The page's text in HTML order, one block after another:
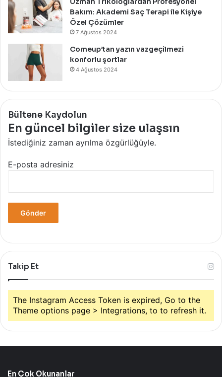
Bakım: Akademi Saç Terapi ile Kişiye
Özel Çözümler
7 Ağustos 2024
Comeup’tan yazın vazgeçilmezi
konforlu şortlar
4 Ağustos 2024
Bültene Kaydolun
En güncel bilgiler size ulaşsın
İstediğiniz zaman ayrılma özgürlüğüyle.
E-posta adresiniz
Takip Et
The Instagram Access Token is expired, Go to the
Theme options page > Integrations, to to refresh it.
En Çok Okunanlar